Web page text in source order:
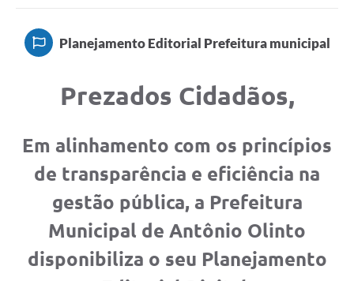
Transparência
Diário Oficial
PSS 2025
Perguntas Frequentes
Leis Municipais
Transparencia publica Agro Olinto
Planejamento Editorial Prefeitura municipal
Prezados Cidadãos,
Em alinhamento com os princípios
de transparência e eficiência na
gestão pública, a Prefeitura
Municipal de Antônio Olinto
disponibiliza o seu Planejamento